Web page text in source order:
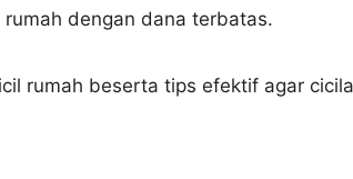
dengan dana terbatas.
rumah beserta tips efektif agar